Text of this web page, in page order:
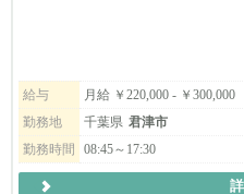
必要なのは、お客様の車を自分
リティと、ゼロから学ぶ意欲です
オンは女性が多く、女性が大活
給与
月給 ￥220,000 - ￥300,000
勤務地
千葉県 君津市
勤務時間
08:45～17:30